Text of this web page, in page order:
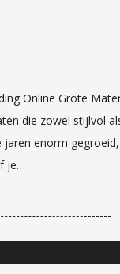
Online Grote
die zowel stijlvol
enorm
je…